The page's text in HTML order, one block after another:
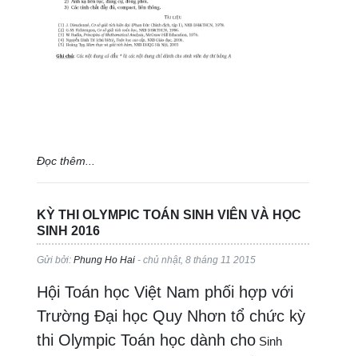
Đọc thêm...
KỲ THI OLYMPIC TOÁN SINH VIÊN VÀ HỌC
SINH 2016
Gửi bởi:Phung Ho Hai - chủ nhật, 8 tháng 11 2015
Hội Toán học Việt Nam phối hợp với
Trường Đại học Quy Nhơn tổ chức kỳ
thi Olympic Toán học dành cho Sinh